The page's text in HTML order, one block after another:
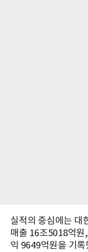
실적의 중심에는 대
매출 16조5018억원
익 9649억원을 기록